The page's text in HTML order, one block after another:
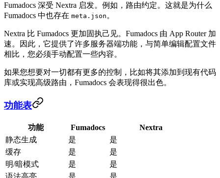
Fumadocs 深受 Nextra 启发。例如，路由约定。这就是为什么
Fumadocs 中也存在 meta.json 。
Nextra 比 Fumadocs 更加固执己见。Fumadocs 由 App Router 加
速。因此，它提供了许多服务器端功能，与简单编辑配置文件
相比，您必须手动配置一些内容。
如果您想要对一切都有更多的控制，比如将其添加到现有代码
库或实现高级路由，Fumadocs 会表现得很出色。
功能表
功能 Fumadocs
Nextra
静态生成
是
是
缓存
是
是
明/暗模式
是
是